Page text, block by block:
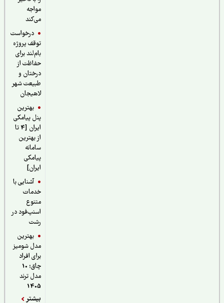
درخواست
توقف پروژه
بام‌لند برای
حفاظت از
درختان و
طبیعت شهر
لاهیجان
بهترین
پنل پیامکی
ایران [4 تا
از بهترین
سامانه
پیامکی
آشنایی با
خدمات
اسنپ‌فود در
بهترین
مدل شومیز
برای افراد
چاق؛ 10
مدل ترند